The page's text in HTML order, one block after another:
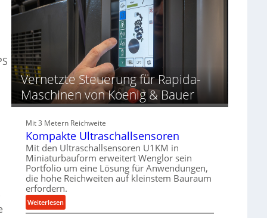
o
d
ü
r
d
e
P
r
o
d
u
k
t
d
Vernetzte Steuerung für Rapida-
Maschinen von Koenig & Bauer
Mit 3 Metern Reichweite
Kompakte Ultraschallsensoren
Mit den Ultraschallsensoren U1KM in
Miniaturbauform erweitert Wenglor sein
Portfolio um eine Lösung für Anwendungen,
die hohe Reichweiten auf kleinstem Bauraum
erfordern.
Weiterlesen:
K